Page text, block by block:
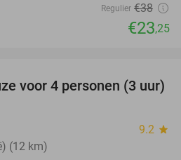
Regulier €38
€23,25
31%
voor 4 personen (3 uur)
9.2 star
(12 km)